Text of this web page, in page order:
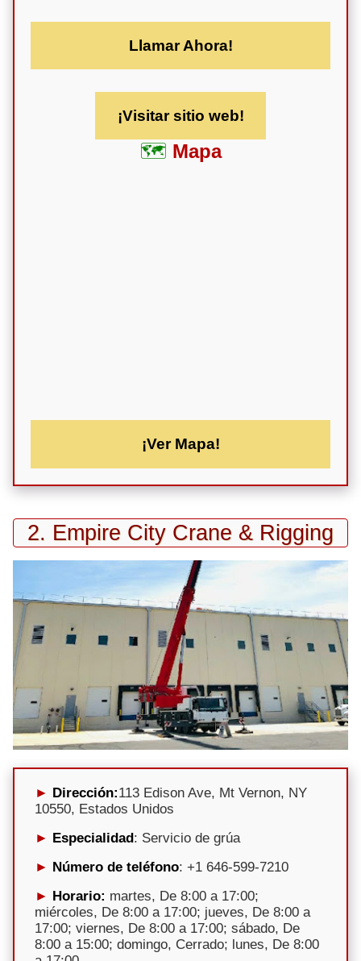
Llamar Ahora!
¡Visitar sitio web!
Mapa
¡Ver Mapa!
2. Empire City Crane & Rigging
Dirección:113 Edison Ave, Mt Vernon, NY
10550, Estados Unidos
Especialidad : Servicio de grúa
Número de teléfono: +1 646-599-7210
Horario: martes, De 8:00 a 17:00;
miércoles, De 8:00 a 17:00; jueves, De 8:00 a
17:00; viernes, De 8:00 a 17:00; sábado, De
8:00 a 15:00; domingo, Cerrado; lunes, De 8:00